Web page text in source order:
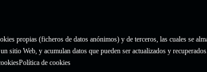
propias (ficheros de datos anónimos) y de terceros, las cuales se
sitio Web, y acumulan datos que pueden ser actualizados y
Política de cookies